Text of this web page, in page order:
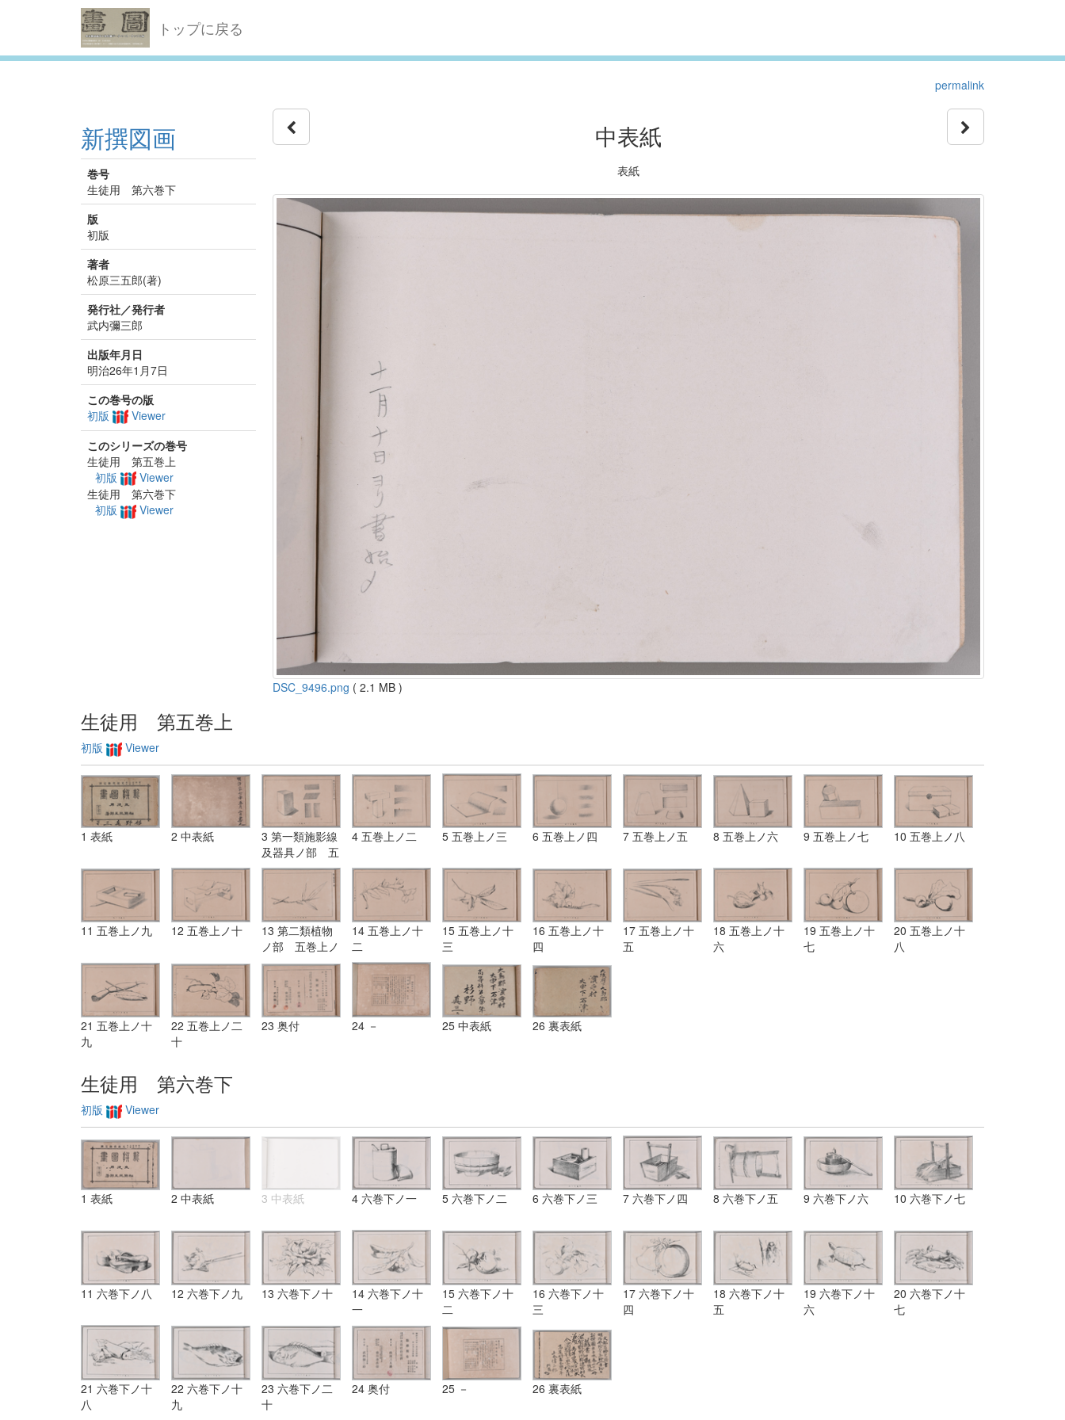
トップに戻る
permalink
新撰図画
巻号
生徒用 第六巻下
版
初版
著者
松原三五郎(著)
発行社／発行者
武内彌三郎
出版年月日
明治26年1月7日
この巻号の版
初版
Viewer
このシリーズの巻号
生徒用 第五巻上
初版
Viewer
生徒用 第六巻下
初版
Viewer
中表紙
表紙
DSC_9496.png ( 2.1 MB )
生徒用 第五巻上
初版 Viewer
1 表紙 2 中表紙
3 第一類施影線
及器具ノ部 五
巻上ノ一
4 五巻上ノ二 5 五巻上ノ三 6 五巻上ノ四 7 五巻上ノ五 8 五巻上ノ六 9 五巻上ノ七 10 五巻上ノ八
11 五巻上ノ九 12 五巻上ノ十
13 第二類植物
ノ部 五巻上ノ
十一
14 五巻上ノ十
二
15 五巻上ノ十
三
16 五巻上ノ十
四
17 五巻上ノ十
五
18 五巻上ノ十
六
19 五巻上ノ十
七
20 五巻上ノ十
八
21 五巻上ノ十
九
22 五巻上ノ二
十
23 奥付 24 － 25 中表紙 26 裏表紙
生徒用 第六巻下
初版 Viewer
1 表紙 2 中表紙 3 中表紙 4 六巻下ノ一 5 六巻下ノ二 6 六巻下ノ三 7 六巻下ノ四 8 六巻下ノ五 9 六巻下ノ六 10 六巻下ノ七
11 六巻下ノ八 12 六巻下ノ九 13 六巻下ノ十
14 六巻下ノ十
一
15 六巻下ノ十
二
16 六巻下ノ十
三
17 六巻下ノ十
四
18 六巻下ノ十
五
19 六巻下ノ十
六
20 六巻下ノ十
七
21 六巻下ノ十
八
22 六巻下ノ十
九
23 六巻下ノ二
十
24 奥付 25 － 26 裏表紙